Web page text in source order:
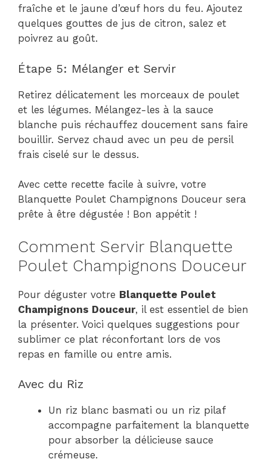
fraîche et le jaune d’œuf hors du feu. Ajoutez
quelques gouttes de jus de citron, salez et
poivrez au goût.
Étape 5: Mélanger et Servir
Retirez délicatement les morceaux de poulet
et les légumes. Mélangez-les à la sauce
blanche puis réchauffez doucement sans faire
bouillir. Servez chaud avec un peu de persil
frais ciselé sur le dessus.
Avec cette recette facile à suivre, votre
Blanquette Poulet Champignons Douceur sera
prête à être dégustée ! Bon appétit !
Comment Servir Blanquette
Poulet Champignons Douceur
Pour déguster votre Blanquette Poulet
Champignons Douceur, il est essentiel de bien
la présenter. Voici quelques suggestions pour
sublimer ce plat réconfortant lors de vos
repas en famille ou entre amis.
Avec du Riz
Un riz blanc basmati ou un riz pilaf
accompagne parfaitement la blanquette
pour absorber la délicieuse sauce
crémeuse.